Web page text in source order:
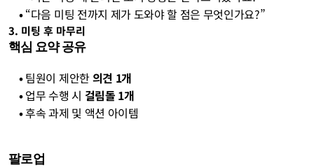
    •
“다음 미팅 전까지 제가 도와야 할 점은 무엇인가요?”
3. 미팅 후 마무리
핵심 요약 공유
    •
팀원이 제안한 의견 1개
    •
업무 수행 시 걸림돌 1개
    •
후속 과제 및 액션 아이템
팔로업